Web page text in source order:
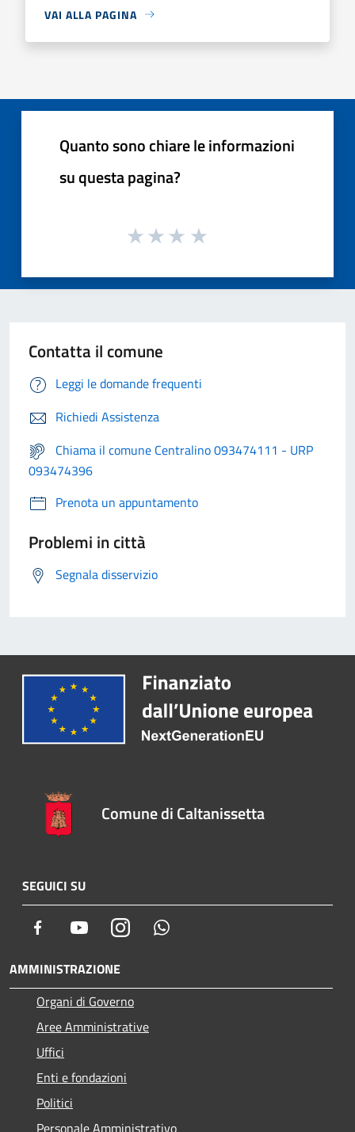
VAI ALLA PAGINA
Quanto sono chiare le informazioni
su questa pagina?
Contatta il comune
Leggi le domande frequenti
Richiedi Assistenza
Chiama il comune Centralino 093474111 - URP
093474396
Prenota un appuntamento
Problemi in città
Segnala disservizio
Comune di Caltanissetta
SEGUICI SU
Facebook YoutubeInstagram
AMMINISTRAZIONE
Organi di Governo
Aree Amministrative
Uffici
Enti e fondazioni
Politici
Personale Amministrativo